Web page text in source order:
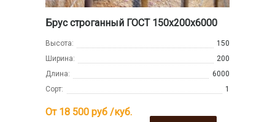
Брус строганный ГОСТ 150х200х6000
Высота:
150
Ширина:
200
Длина:
6000
Сорт:
1
От 18 500 руб /куб.